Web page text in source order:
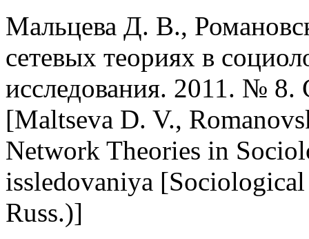
Мальцева Д. В.,
сетевых теориях в
исследования. 2011. №
[Maltseva D. V.,
Network Theories in
issledovaniya
Russ.)]